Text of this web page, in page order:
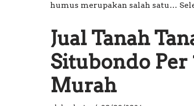
humus merupakan salah satu…
Jual Tanah
Situbondo Per
Murah